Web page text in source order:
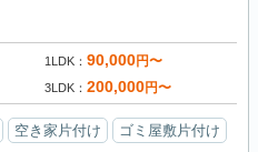
1LDK 90,000円〜
3LDK 200,000円〜
空き家片付け
ゴミ屋敷片付け